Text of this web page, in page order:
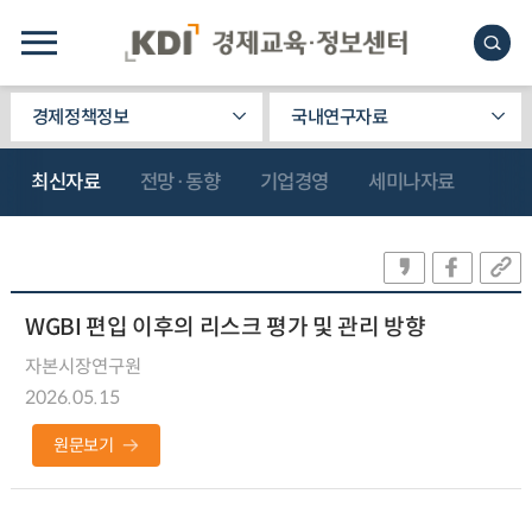
경제정책정보 국내연구자료
최신자료 전망·동향 기업경영 세미나자료
WGBI 편입 이후의 리스크 평가 및 관리 방향
자본시장연구원
2026.05.15
원문보기